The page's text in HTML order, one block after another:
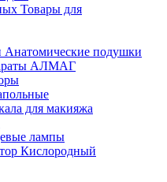
Товары для
Анатомические подушки
АЛМАГ
для макияжа
лампы
Кислородный